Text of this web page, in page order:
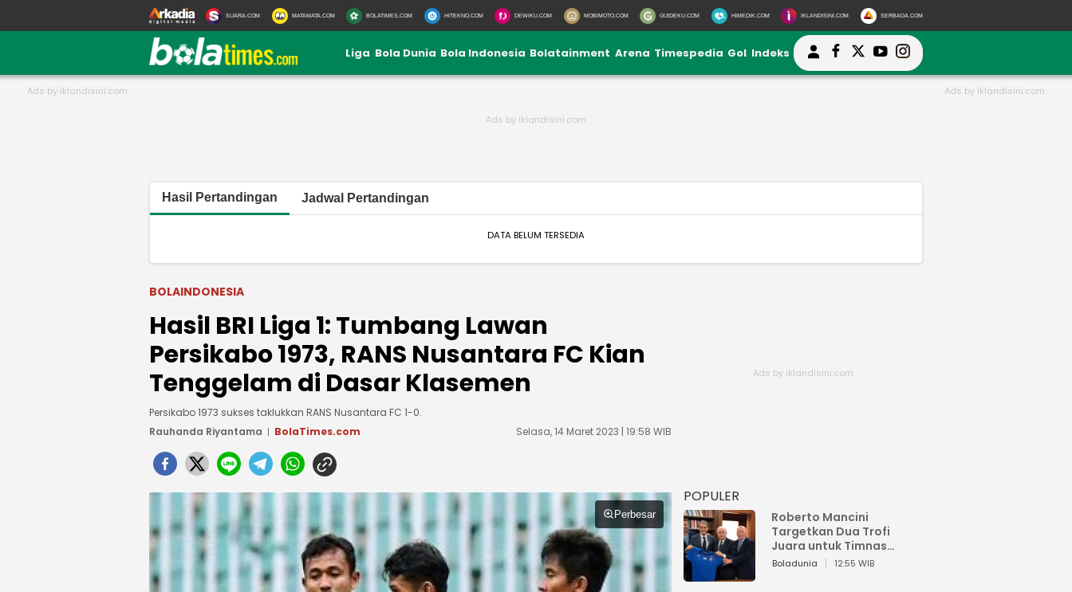
SUARA.COM MATAMATA.COM BOLATIMES.COM HITEKNO.COM DEWIKU.COM MOBIMOTO.COM GUIDEKU.COM HIMEDIK.COM IKLANDISINI.COM SERBADA.COM
Liga Bola Dunia Bola Indonesia Bolatainment Arena Timespedia Gol Indeks
Hasil Pertandingan Jadwal Pertandingan
DATA BELUM TERSEDIA
BOLAINDONESIA
Hasil BRI Liga 1: Tumbang Lawan
Persikabo 1973, RANS Nusantara FC Kian
Tenggelam di Dasar Klasemen
Persikabo 1973 sukses taklukkan RANS Nusantara FC 1-0.
Rauhanda Riyantama
BolaTimes.com Selasa, 14 Maret 2023 | 19:58 WIB
Perbesar
POPULER
Roberto Mancini
Targetkan Dua Trofi
Juara untuk Timnas
Italia
Boladunia 12:55 WIB